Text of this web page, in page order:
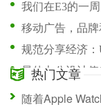
我们在E3的一
移动广告，品
规范分享经济：
最佳办公设计值
热门文章